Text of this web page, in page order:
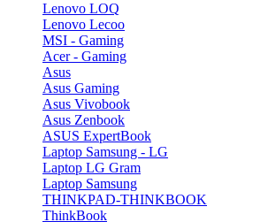
Lenovo LOQ
Lenovo Lecoo
MSI - Gaming
Acer - Gaming
Asus
Asus Gaming
Asus Vivobook
Asus Zenbook
ASUS ExpertBook
Laptop Samsung - LG
Laptop LG Gram
Laptop Samsung
THINKPAD-THINKBOOK
ThinkBook